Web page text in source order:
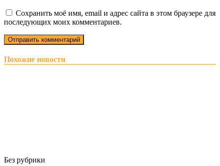
Сохранить моё имя, email и адрес сайта в этом браузере для
последующих моих комментариев.
Похожие новости
Без рубрики